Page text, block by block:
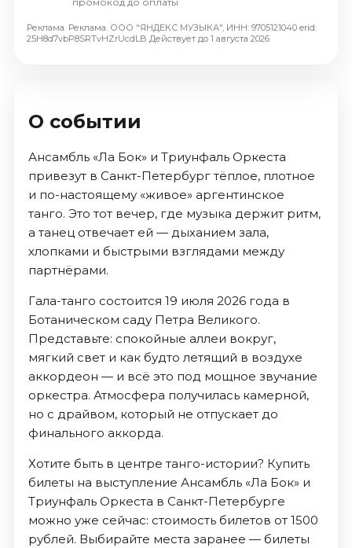
Декабрь 2026
Январь 2027
Реклама. Реклама. ООО "ЯНДЕКС МУЗЫКА", ИНН: 9705121040 erid:
25H8d7vbP8SRTvHZrUcdLB Действует до 1 августа 2026
О событии
Ансамбль «Ла Бок» и Триунфаль Оркеста
привезут в Санкт-Петербург тёплое, плотное
и по-настоящему «живое» аргентинское
танго. Это тот вечер, где музыка держит ритм,
а танец отвечает ей — дыханием зала,
хлопками и быстрыми взглядами между
партнёрами.
Гала-танго состоится 19 июля 2026 года в
Ботаническом саду Петра Великого.
Представьте: спокойные аллеи вокруг,
мягкий свет и как будто летящий в воздухе
аккордеон — и всё это под мощное звучание
оркестра. Атмосфера получилась камерной,
но с драйвом, который не отпускает до
финального аккорда.
Хотите быть в центре танго-истории? Купить
билеты на выступление Ансамбль «Ла Бок» и
Триунфаль Оркеста в Санкт-Петербурге
можно уже сейчас: стоимость билетов от 1500
рублей. Выбирайте места заранее — билеты